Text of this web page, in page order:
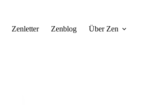
Zenletter Zenblog Über Zen